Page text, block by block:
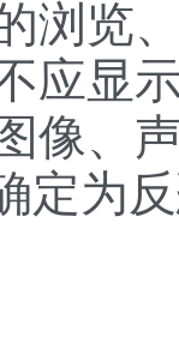
浏览
应显
像、
定为